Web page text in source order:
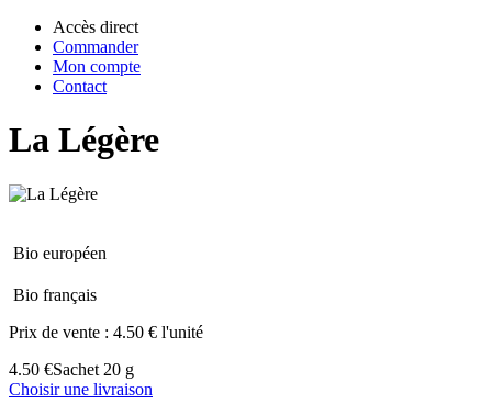
Accès direct
Commander
Mon compte
Contact
La Légère
Bio européen
Bio français
Prix de vente : 4.50 € l'unité
4.50 €Sachet 20 g
Choisir une livraison